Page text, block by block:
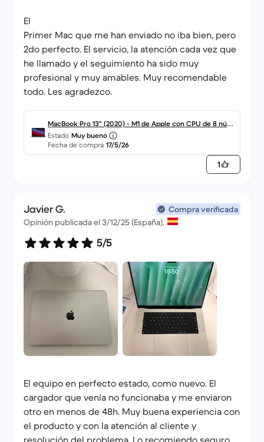
El
Primer Mac que me han enviado no iba bien, pero
2do perfecto. El servicio, la atención cada vez que
he llamado y el seguimiento ha sido muy
profesional y muy amables. Muy recomendable
todo. Les agradezco.
MacBook Pro 13" (2020) - M1 de Apple con CPU de 8 núcl
eos y GPU de 8 núcleos - 8GB RAM - SSD 256GB - Pantall
a estándar - QWERTY - Español
Estado Muy bueno
Fecha de compra 17/5/26
1
Javier G.
Compra verificada
Opinión publicada el 3/12/25 (España).
5/5
El equipo en perfecto estado, como nuevo. El
cargador que venía no funcionaba y me enviaron
otro en menos de 48h. Muy buena experiencia con
el producto y con la atención al cliente y
resolución del problema. Lo recomiendo seguro.